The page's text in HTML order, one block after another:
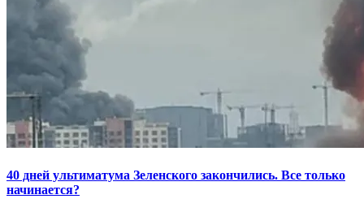
40 дней ультиматума Зеленского закончились. Все только
начинается?